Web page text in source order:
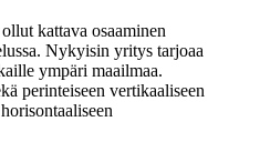
kattava osaaminen
Nykyisin yritys tarjoaa
ympäri maailmaa.
perinteiseen vertikaaliseen